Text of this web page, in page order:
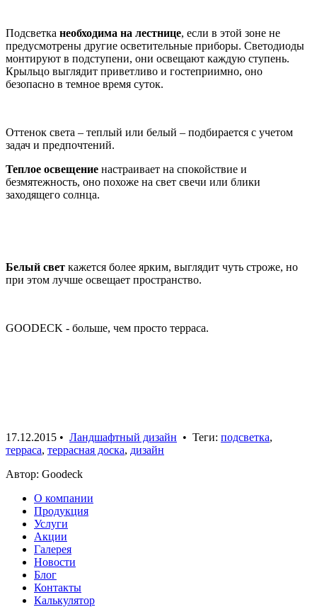
Подсветка необходима на лестнице, если в этой зоне не
предусмотрены другие осветительные приборы. Светодиоды
монтируют в подступени, они освещают каждую ступень.
Крыльцо выглядит приветливо и гостеприимно, оно
безопасно в темное время суток.
Оттенок света – теплый или белый – подбирается с учетом
задач и предпочтений.
Теплое освещение настраивает на спокойствие и
безмятежность, оно похоже на свет свечи или блики
заходящего солнца.
Белый свет кажется более ярким, выглядит чуть строже, но
при этом лучше освещает пространство.
GOODECK - больше, чем просто терраса.
17.12.2015 • Ландшафтный дизайн • Теги: подсветка,
терраса, террасная доска, дизайн
Автор: Goodeck
О компании
Продукция
Услуги
Акции
Галерея
Новости
Блог
Контакты
Калькулятор